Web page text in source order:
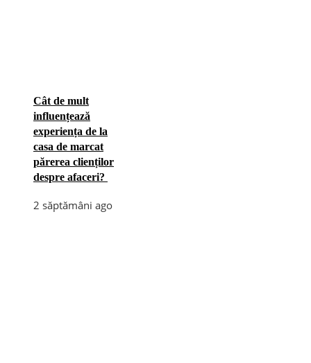
Cât de mult
influențează
experiența de la
casa de marcat
părerea clienților
despre afaceri?
2 săptămâni ago